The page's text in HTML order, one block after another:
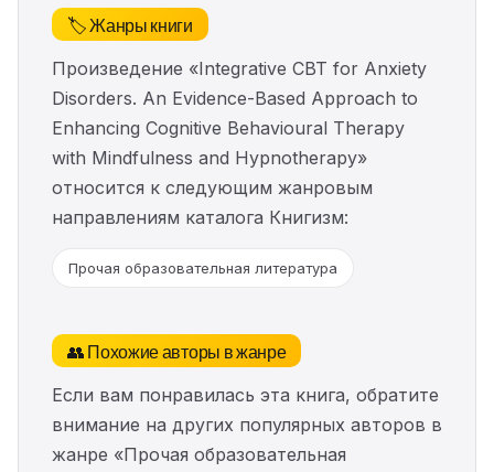
🏷️ Жанры книги
Произведение «Integrative CBT for Anxiety
Disorders. An Evidence-Based Approach to
Enhancing Cognitive Behavioural Therapy
with Mindfulness and Hypnotherapy»
относится к следующим жанровым
направлениям каталога Книгизм:
Прочая образовательная литература
👥 Похожие авторы в жанре
Если вам понравилась эта книга, обратите
внимание на других популярных авторов в
жанре «Прочая образовательная